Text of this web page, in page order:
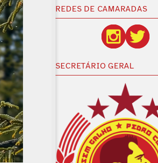
REDES DE CAMARADAS
SECRETÁRIO GERAL